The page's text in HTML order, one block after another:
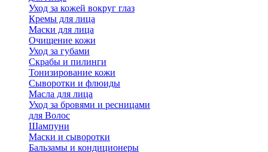
Уход за кожей вокруг глаз
Кремы для лица
Маски для лица
Очищение кожи
Уход за губами
Скрабы и пилинги
Тонизирование кожи
Сыворотки и флюиды
Масла для лица
Уход за бровями и ресницами
для Волос
Шампуни
Маски и сыворотки
Бальзамы и кондиционеры